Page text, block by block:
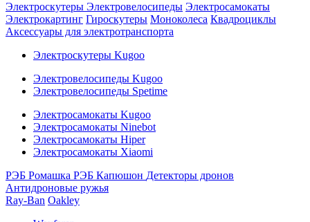
Электроскутеры Электровелосипеды Электросамокаты
Электрокартинг Гироскутеры Моноколеса Квадроциклы
Аксессуары для электротранспорта
Электроскутеры Kugoo
Электровелосипеды Kugoo
Электровелосипеды Spetime
Электросамокаты Kugoo
Электросамокаты Ninebot
Электросамокаты Hiper
Электросамокаты Xiaomi
РЭБ Ромашка РЭБ Капюшон Детекторы дронов
Антидроновые ружья
Ray-Ban Oakley